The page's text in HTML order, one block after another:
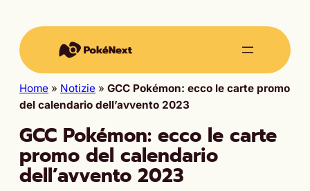
Home » Notizie » GCC Pokémon: ecco le carte promo
del calendario dell’avvento 2023
GCC Pokémon: ecco le carte
promo del calendario
dell’avvento 2023